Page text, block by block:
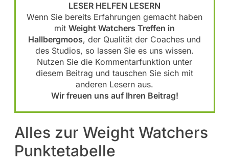
LESER HELFEN LESERN
Wenn Sie bereits Erfahrungen gemacht haben
mit Weight Watchers Treffen in
Hallbergmoos, der Qualität der Coaches und
des Studios, so lassen Sie es uns wissen.
Nutzen Sie die Kommentarfunktion unter
diesem Beitrag und tauschen Sie sich mit
anderen Lesern aus.
Wir freuen uns auf Ihren Beitrag!
Alles zur Weight Watchers
Punktetabelle